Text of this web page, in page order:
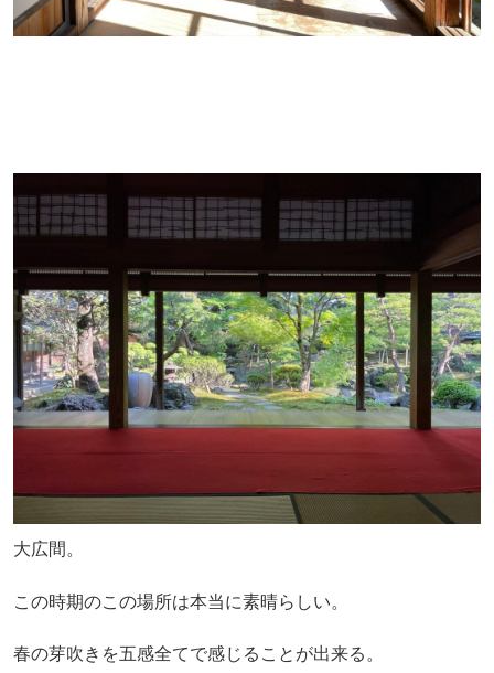
大広間。
この時期のこの場所は本当に素晴らしい。
春の芽吹きを五感全てで感じることが出来る。